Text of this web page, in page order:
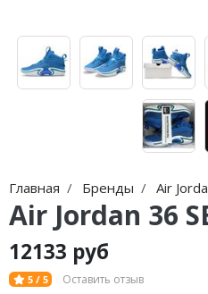
Главная Бренды Air
Air Jordan 36
12133 руб
5 / 5 Оставить отзыв
Nike Dunk
Nike Shox
Nike Initiator
Nike Pegasus
Nike Precision
adidas Samba
adidas Gazelle
adidas adiFOM
adidas Adizero
adidas Harden